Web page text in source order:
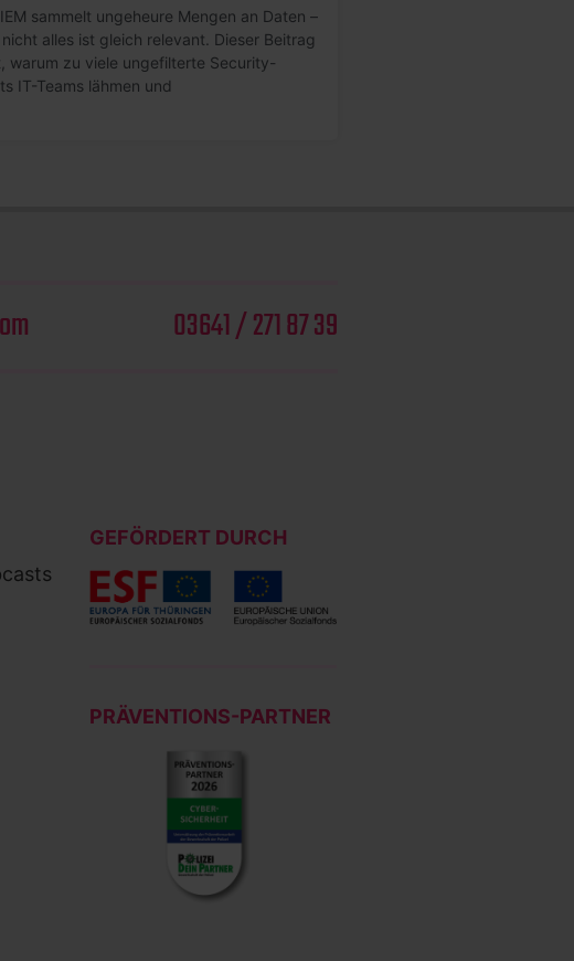
sammelt ungeheure Mengen an Daten –
alles ist gleich relevant. Dieser Beitrag
warum zu viele ungefilterte Security-
IT-Teams lähmen und
03641 / 271 87 39
GEFÖRDERT DURCH
PRÄVENTIONS-PARTNER